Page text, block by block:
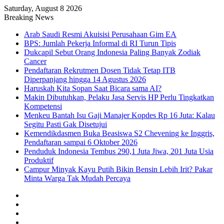
Saturday, August 8 2026
Breaking News
Arab Saudi Resmi Akuisisi Perusahaan Gim EA
BPS: Jumlah Pekerja Informal di RI Turun Tipis
Dukcapil Sebut Orang Indonesia Paling Banyak Zodiak
Cancer
Pendaftaran Rekrutmen Dosen Tidak Tetap ITB
Diperpanjang hingga 14 Agustus 2026
Haruskah Kita Sopan Saat Bicara sama AI?
Makin Dibutuhkan, Pelaku Jasa Servis HP Perlu Tingkatkan
Kompetensi
Menkeu Bantah Isu Gaji Manajer Kopdes Rp 16 Juta: Kalau
Segitu Pasti Gak Disetujui
Kemendikdasmen Buka Beasiswa S2 Chevening ke Inggris,
Pendaftaran sampai 6 Oktober 2026
Penduduk Indonesia Tembus 290,1 Juta Jiwa, 201 Juta Usia
Produktif
Campur Minyak Kayu Putih Bikin Bensin Lebih Irit? Pakar
Minta Warga Tak Mudah Percaya